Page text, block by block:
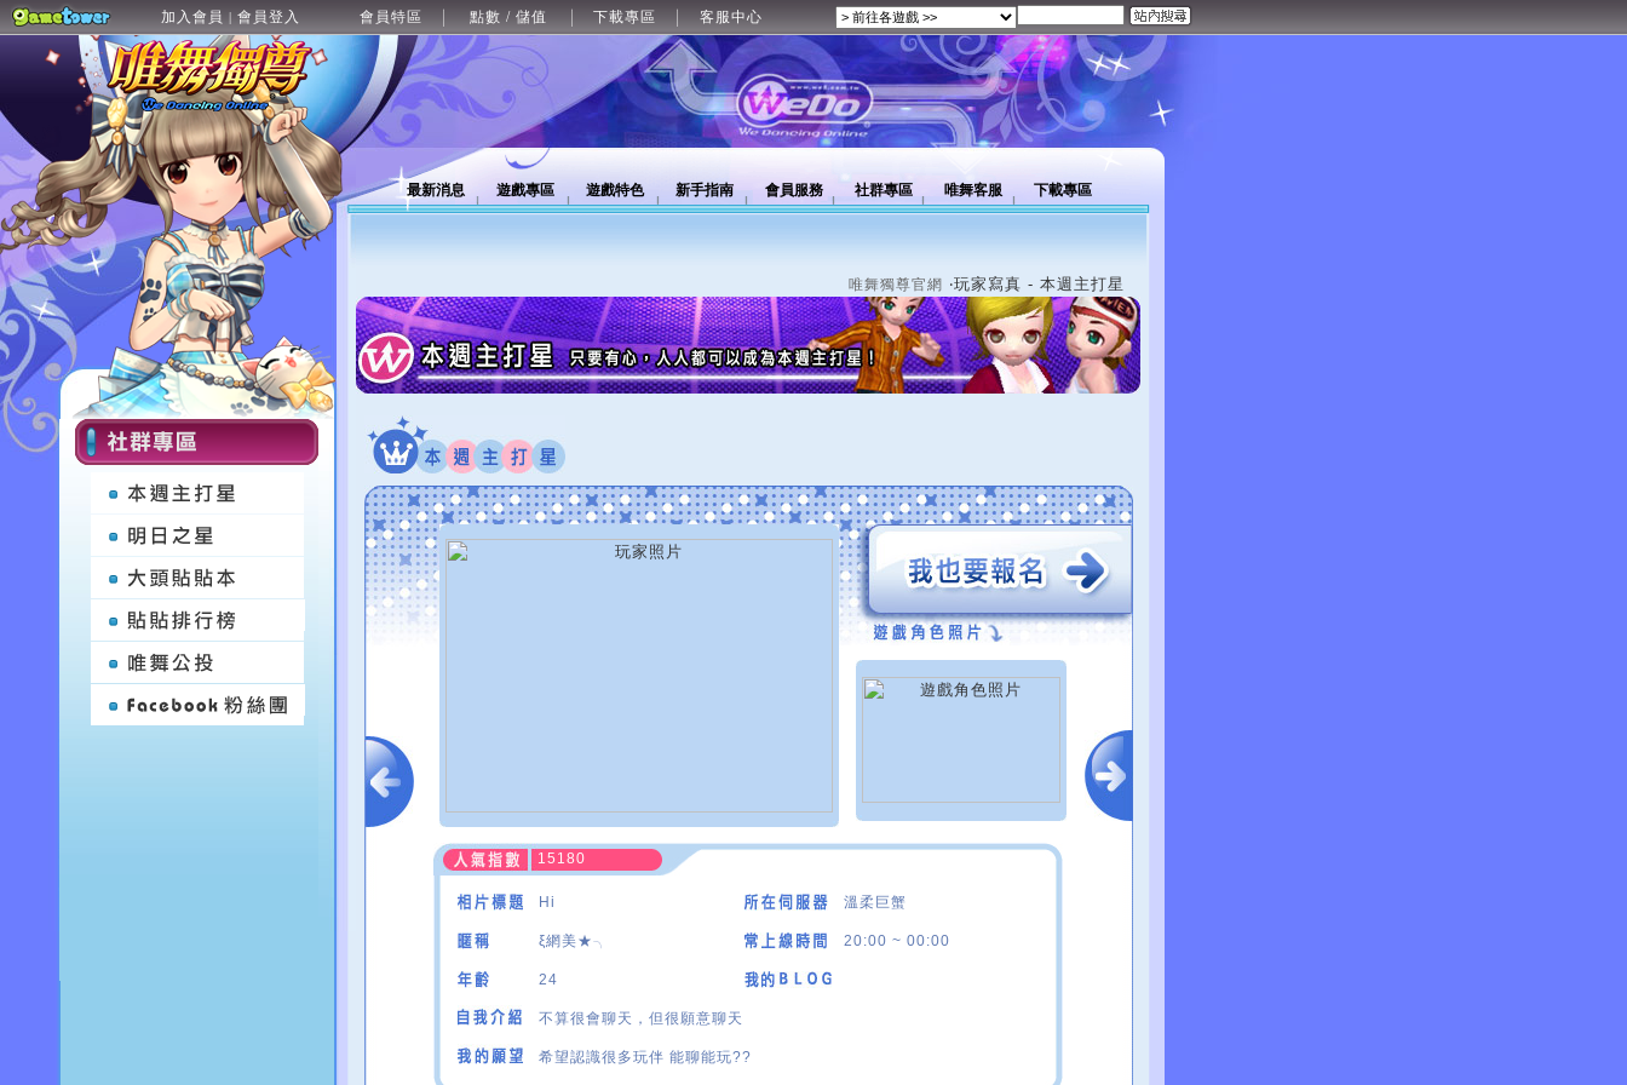
加入會員 | 會員登入 會員特區 點數 / 儲值 下載專區 客服中心
最新消息 遊戲專區 遊戲特色 新手指南 會員服務 社群專區 唯舞客服 下載專區
唯舞獨尊官網 ‧玩家寫真 - 本週主打星
15180
Hi 溫柔巨蟹
ξ網美★╮ 20:00 ~ 00:00
24
不算很會聊天，但很願意聊天
希望認識很多玩伴 能聊能玩??